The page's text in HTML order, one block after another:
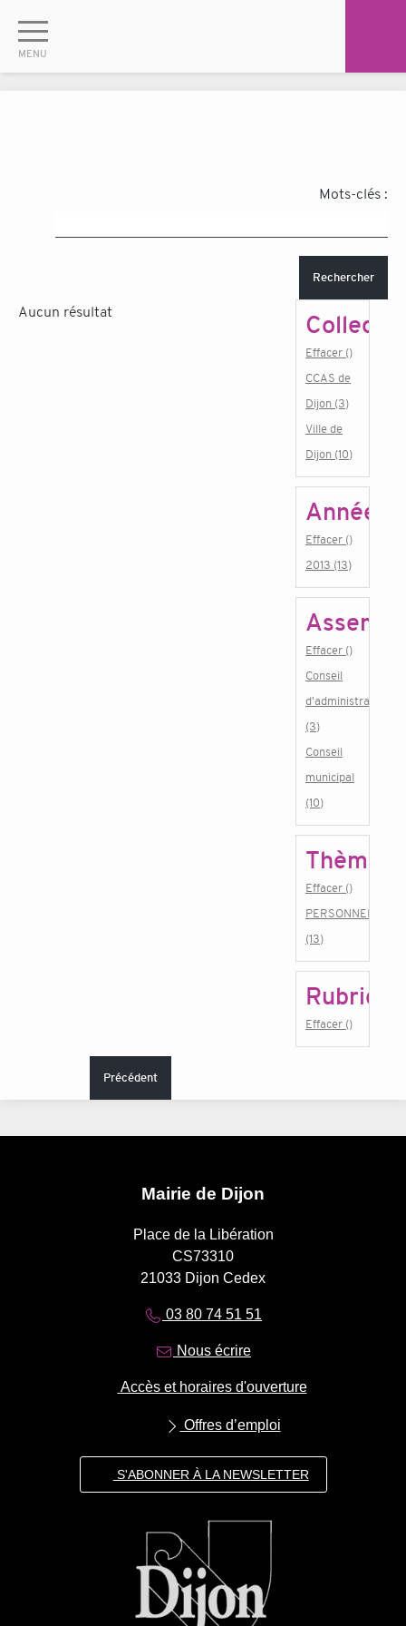
Mots-clés :
Rechercher
Aucun résultat
Effacer ()
CCAS de
Dijon (3)
Ville de
Dijon (10)
Année
Effacer ()
2013 (13)
Effacer ()
Conseil
d'administration
(3)
Conseil
municipal
(10)
Thème
Effacer ()
PERSONNEL
(13)
Rubrique
Effacer ()
Précédent
Mairie de Dijon
Place de la Libération
CS73310
21033 Dijon Cedex
03 80 74 51 51
Nous écrire
Accès et horaires d'ouverture
Offres d’emploi
S'ABONNER À LA NEWSLETTER